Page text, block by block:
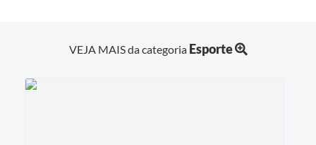
VEJA MAIS da categoria Esporte